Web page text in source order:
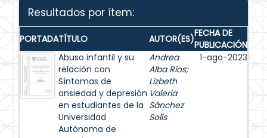
Resultados por ítem:
PORTADATÍTULO AUTOR(ES)FECHA DE
PUBLICACIÓN
Abuso infantil y su
relación con
Síntomas de
ansiedad y depresión
en estudiantes de la
Universidad
Autónoma de
Andrea
Alba Rios;
Lizbeth
Valeria
Sánchez
Solís
1-ago-2023